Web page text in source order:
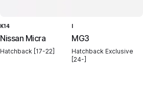
K14
Nissan Micra
Hatchback [17-22]
I
MG3
Hatchback Exclusive
[24-]